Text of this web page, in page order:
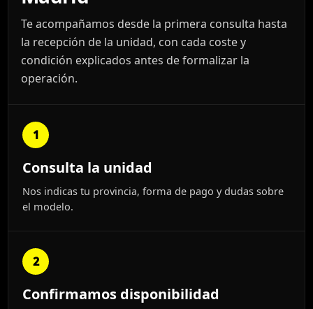
Te acompañamos desde la primera consulta hasta
la recepción de la unidad, con cada coste y
condición explicados antes de formalizar la
operación.
1
Consulta la unidad
Nos indicas tu provincia, forma de pago y dudas sobre
el modelo.
2
Confirmamos disponibilidad